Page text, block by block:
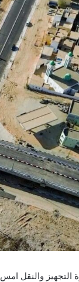
التجهيز والنقل